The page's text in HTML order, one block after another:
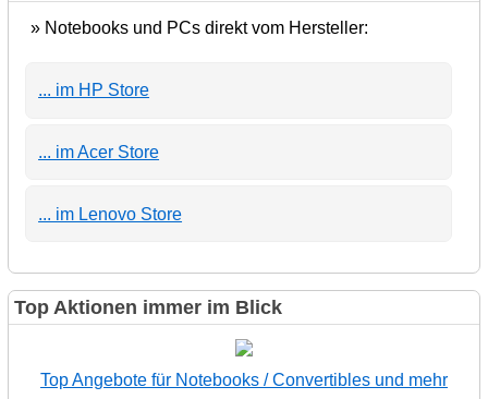
» Notebooks und PCs direkt vom Hersteller:
... im HP Store
... im Acer Store
... im Lenovo Store
Top Aktionen immer im Blick
Top Angebote für Notebooks / Convertibles und mehr